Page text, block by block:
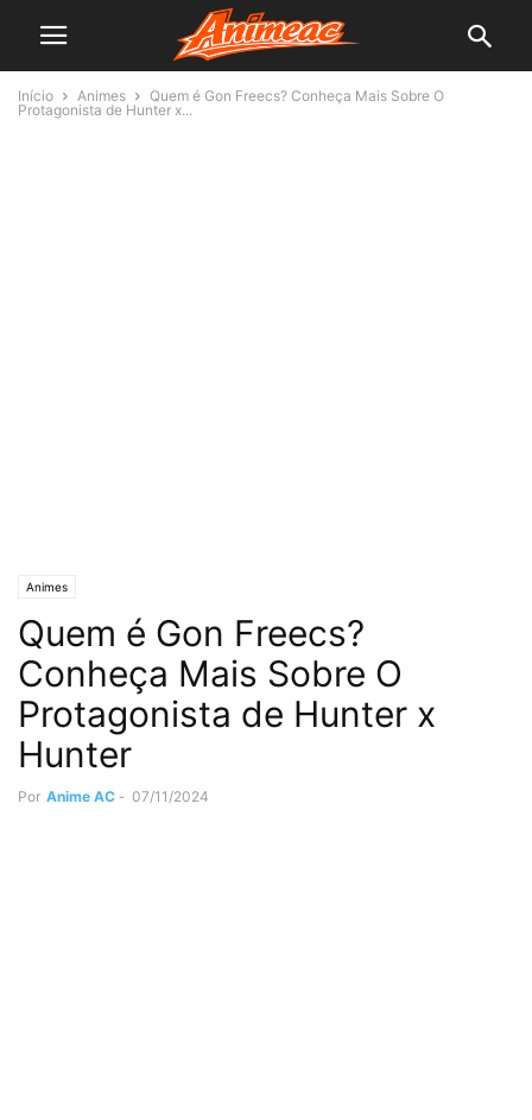
Início Animes
Quem é Gon Freecs? Conheça Mais Sobre O
Protagonista de Hunter x...
Animes
Quem é Gon Freecs?
Conheça Mais Sobre O
Protagonista de Hunter x
Hunter
Por Anime AC - 07/11/2024